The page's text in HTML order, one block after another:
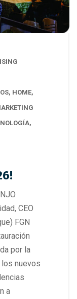
, HOME,
,
CEO
FGN
por la
nuevos
a